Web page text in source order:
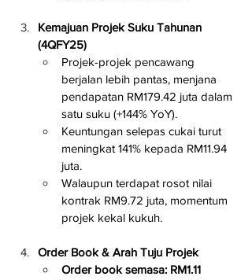
Kemajuan Projek Suku Tahunan
(4QFY25)
Projek-projek pencawang
berjalan lebih pantas, menjana
pendapatan RM179.42 juta dalam
satu suku (+144% YoY).
Keuntungan selepas cukai turut
meningkat 141% kepada RM11.94
juta.
Walaupun terdapat rosot nilai
kontrak RM9.72 juta, momentum
projek kekal kukuh.
Order Book & Arah Tuju Projek
Order book semasa: RM1.11